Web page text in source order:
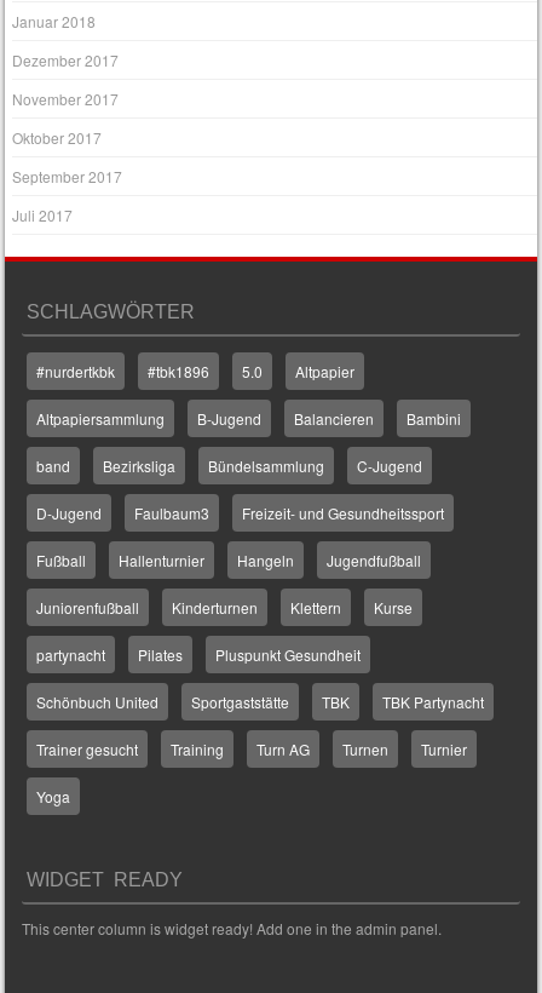
Januar 2018
Dezember 2017
November 2017
Oktober 2017
September 2017
Juli 2017
SCHLAGWÖRTER
#nurdertkbk #tbk1896 5.0 Altpapier
Altpapiersammlung B-Jugend Balancieren Bambini
band Bezirksliga Bündelsammlung C-Jugend
D-Jugend Faulbaum3 Freizeit- und Gesundheitssport
Fußball Hallenturnier Hangeln Jugendfußball
Juniorenfußball Kinderturnen Klettern Kurse
partynacht Pilates Pluspunkt Gesundheit
Schönbuch United Sportgaststätte TBK TBK Partynacht
Trainer gesucht Training Turn AG Turnen Turnier
Yoga
WIDGET READY
This center column is widget ready! Add one in the admin panel.